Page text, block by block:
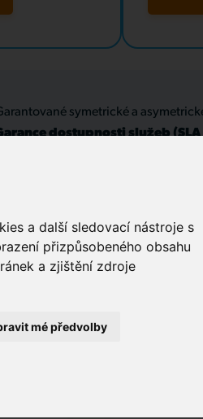
a další sledovací nástroje s
přizpůsobeného obsahu
a zjištění zdroje
mé předvolby
symetrické a
dostupnosti služeb (SLA
Optické přípojky a interní datové
IT outsourcing, správa sítí a servis,